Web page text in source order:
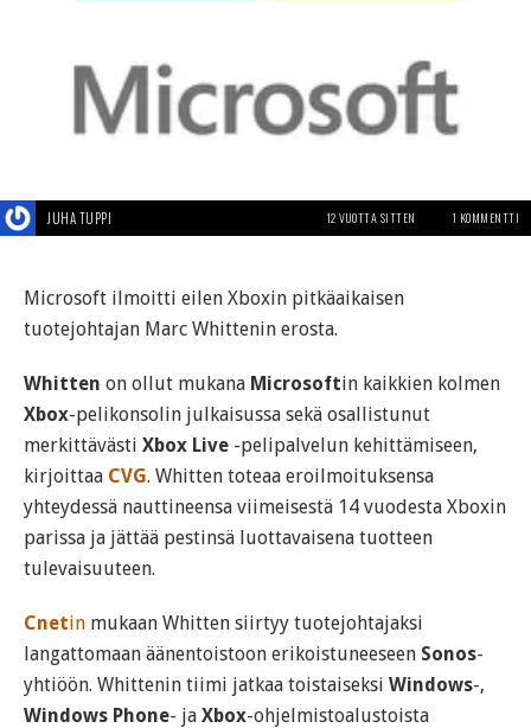
JUHA TUPPI 12 VUOTTA SITTEN 1 KOMMENTTI
Microsoft ilmoitti eilen Xboxin pitkäaikaisen
tuotejohtajan Marc Whittenin erosta.
Whitten on ollut mukana Microsoftin kaikkien kolmen
Xbox-pelikonsolin julkaisussa sekä osallistunut
merkittävästi Xbox Live -pelipalvelun kehittämiseen,
kirjoittaa CVG. Whitten toteaa eroilmoituksensa
yhteydessä nauttineensa viimeisestä 14 vuodesta Xboxin
parissa ja jättää pestinsä luottavaisena tuotteen
tulevaisuuteen.
Cnetin mukaan Whitten siirtyy tuotejohtajaksi
langattomaan äänentoistoon erikoistuneeseen Sonos-
yhtiöön. Whittenin tiimi jatkaa toistaiseksi Windows-,
Windows Phone- ja Xbox-ohjelmistoalustoista